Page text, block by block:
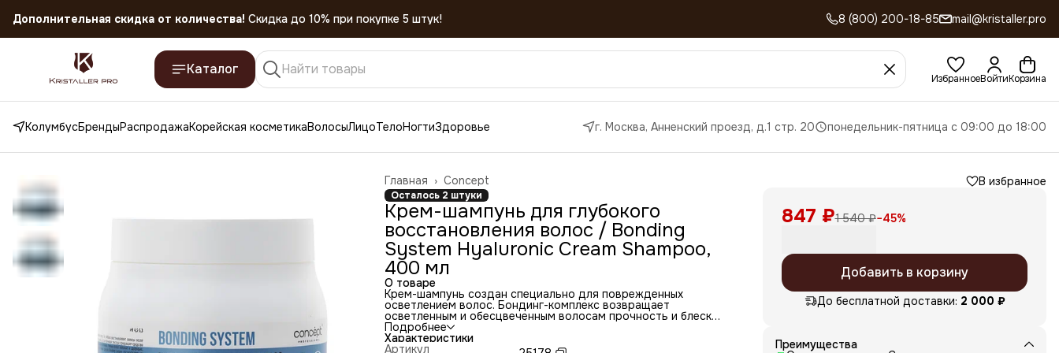
Скидка 45% на все товары до 31.07.2026
8 (800) 200-18-85 mail@kristaller.pro
Каталог
ИзбранноеВойтиКорзина
КолумбусБрендыРаспродажаКорейская косметикаВолосыЛицоТелоНогтиЗдоровье г. Москва, Анненский проезд, д.1 стр. 20 понедельник-пятница с 09:00 до 18:00
Concept
Главная ›
Осталось 2 штуки
Крем-шампунь для глубокого
восстановления волос / Bonding
System Hyaluronic Cream Shampoo,
400 мл
О товаре
Крем-шампунь создан специально для поврежденных
осветлением волос. Бондинг-комплекс возвращает
осветленным и обесцвеченным волосам прочность и блеск
волос, а также восстанавливает дисульфидные связи.
Густая кремовая текстура превращают средство в плотную
пену, которая обволакивает каждый волосок и укрепляет от
Подробнее
Характеристики
Артикул
В избранное
847 ₽1 540 ₽−45%
Добавить в корзину
До бесплатной доставки: 2 000 ₽
Преимущества